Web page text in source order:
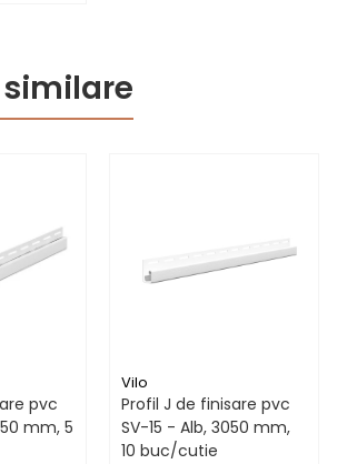
pvc
mm, 5
Vilo
Profil J de finisare pvc
SV-15 - Alb, 3050 mm,
10 buc/cutie